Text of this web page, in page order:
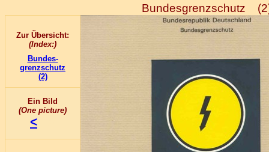
Bundesgrenzschutz
Zur Übersicht:
(Index:)
Bundes-
grenzschutz
(2)
Ein Bild
(One picture)
<